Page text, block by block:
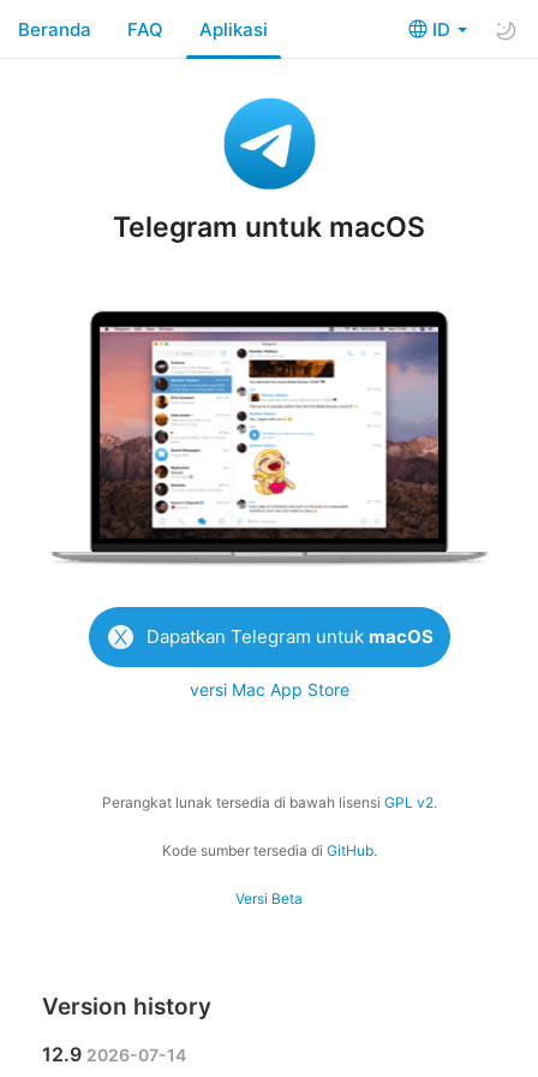
ID
Beranda FAQ Aplikasi
Telegram untuk macOS
Dapatkan Telegram untuk macOS
versi Mac App Store
Perangkat lunak tersedia di bawah lisensi GPL v2.
Kode sumber tersedia di GitHub.
Versi Beta
Version history
12.9 2026-07-14